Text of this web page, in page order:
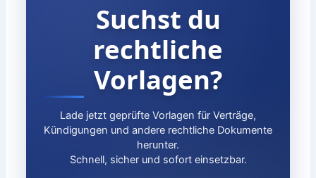
Suchst du
rechtliche
Vorlagen?
Lade jetzt geprüfte Vorlagen für Verträge,
Kündigungen und andere rechtliche Dokumente
herunter.
Schnell, sicher und sofort einsetzbar.